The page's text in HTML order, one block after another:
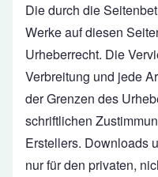
Die durch die
Werke auf diesen
Urheberrecht. Die
Verbreitung und jede
der Grenzen des
schriftlichen
Erstellers. Downloads
nur für den privaten,